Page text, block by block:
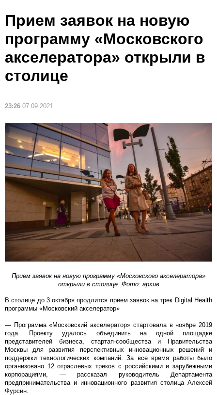
Прием заявок на новую
программу «Московского
акселератора» открыли в
столице
23:26 07.09.2021
Прием заявок на новую программу «Московского акселератора»
открыли в столице. Фото: архив
В столице до 3 октября продлится прием заявок на трек Digital Health
программы «Московский акселератор»
— Программа «Московский акселератор» стартовала в ноябре 2019
года. Проекту удалось объединить на одной площадке
представителей бизнеса, стартап-сообщества и Правительства
Москвы для развития перспективных инновационных решений и
поддержки технологических компаний. За все время работы было
организовано 12 отраслевых треков с российскими и зарубежными
корпорациями, — рассказал руководитель Департамента
предпринимательства и инновационного развития столица Алексей
Фурсин.